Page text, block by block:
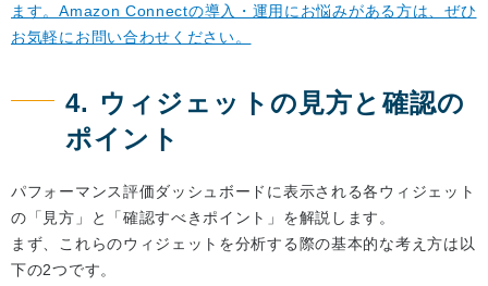
ます。Amazon Connectの導入・運用にお悩みがある方は、ぜひ
お気軽にお問い合わせください。
4. ウィジェットの見方と確認の
ポイント
パフォーマンス評価ダッシュボードに表示される各ウィジェット
の「見方」と「確認すべきポイント」を解説します。
まず、これらのウィジェットを分析する際の基本的な考え方は以
下の2つです。